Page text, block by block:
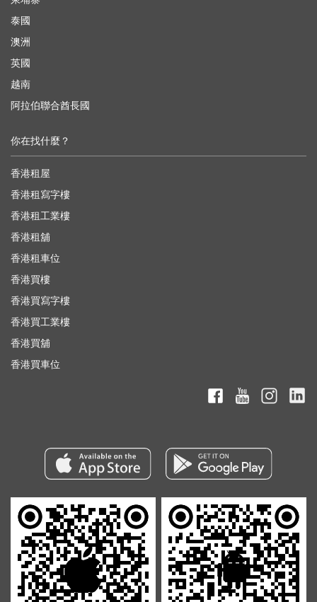
泰國
澳洲
英國
越南
阿拉伯聯合酋長國
你在找什麼？
香港租屋
香港租寫字樓
香港租工業樓
香港租舖
香港租車位
香港買樓
香港買寫字樓
香港買工業樓
香港買舖
香港買車位